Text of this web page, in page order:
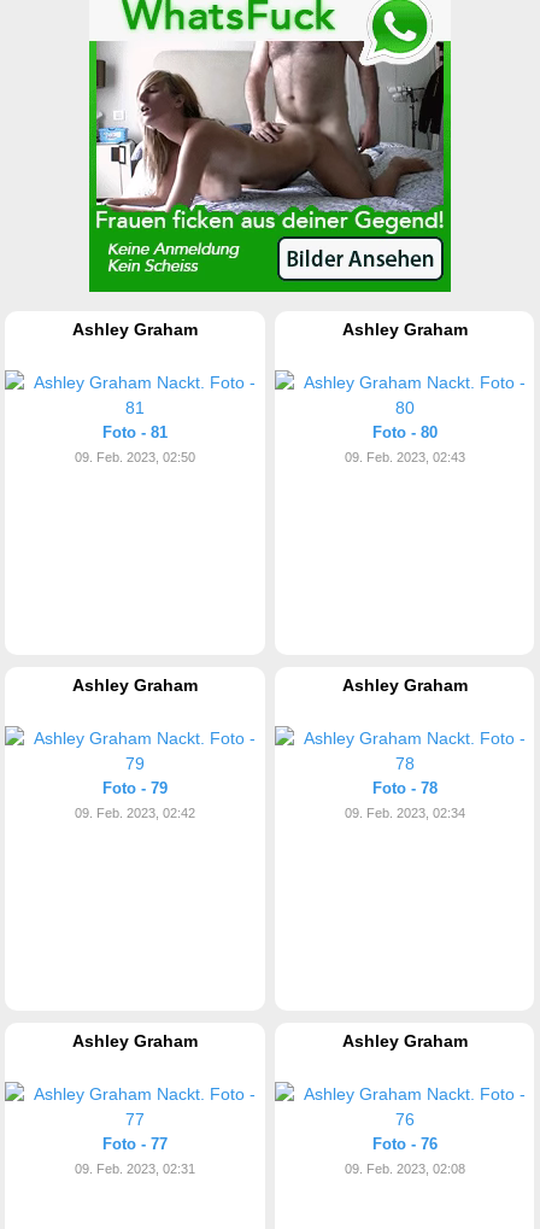
Ashley Graham
Foto - 81
09. Feb. 2023, 02:50
Ashley Graham
Foto - 80
09. Feb. 2023, 02:43
Ashley Graham
Foto - 79
09. Feb. 2023, 02:42
Ashley Graham
Foto - 78
09. Feb. 2023, 02:34
Ashley Graham
Foto - 77
09. Feb. 2023, 02:31
Ashley Graham
Foto - 76
09. Feb. 2023, 02:08